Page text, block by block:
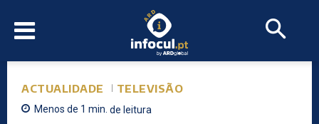
ACTUALIDADE TELEVISÃO
Menos de 1 min. de leitura